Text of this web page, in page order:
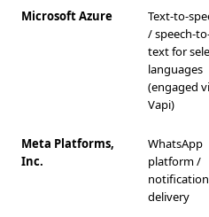
Microsoft Azure
Text-to-
/ speech-
text for
languages
(engaged
Vapi)
Meta Platforms,
Inc.
WhatsApp
platform /
notification
delivery